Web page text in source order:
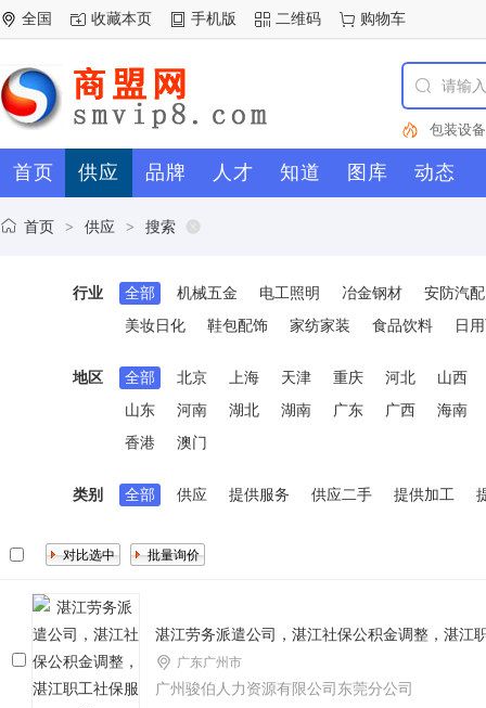
全国 收藏本页 手机版 二维码 购物车
包装设备
冶金钢材
机械
器
包
轴
盗器
电
床
型材
械五金
首页 供应 品牌 人才 知道 图库 动态
首页 > 供应 > 搜索
行业 全部 机械五金 电工照明 冶金钢材
安防汽配
美妆日化
鞋包配饰 家纺家装 食品饮料 日
地区 全部 北京 上海 天津 重庆 河北
山西
山东
河南 湖北 湖南 广东 广西
海南
香港
澳门
类别 全部 供应 提供服务 供应二手 提供加工
湛江劳务派遣公司，湛江社保公积金调整，湛江
广东广州市
广州骏伯人力资源有限公司东莞分公司